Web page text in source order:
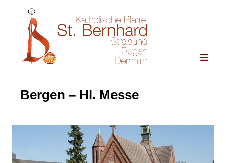
Bergen – Hl. Messe